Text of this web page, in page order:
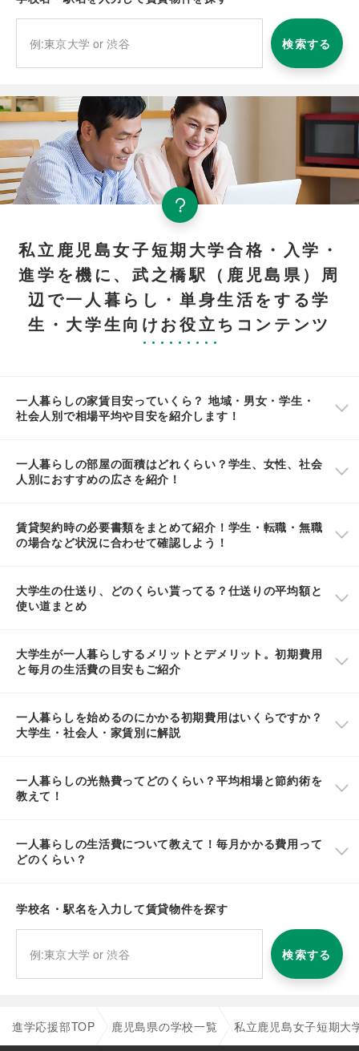
検索する
私立鹿児島女子短期大学合格・入学・
進学を機に、武之橋駅（鹿児島県）周
辺で一人暮らし・単身生活をする学
生・大学生向けお役立ちコンテンツ
一人暮らしの家賃目安っていくら？ 地域・男女・学生・
社会人別で相場平均や目安を紹介します！
一人暮らしの部屋の面積はどれくらい？学生、女性、社会
人別におすすめの広さを紹介！
賃貸契約時の必要書類をまとめて紹介！学生・転職・無職
の場合など状況に合わせて確認しよう！
大学生の仕送り、どのくらい貰ってる？仕送りの平均額と
使い道まとめ
大学生が一人暮らしするメリットとデメリット。初期費用
と毎月の生活費の目安もご紹介
一人暮らしを始めるのにかかる初期費用はいくらですか？
大学生・社会人・家賃別に解説
一人暮らしの光熱費ってどのくらい？平均相場と節約術を
教えて！
一人暮らしの生活費について教えて！毎月かかる費用って
どのくらい？
学校名・駅名を入力して賃貸物件を探す
検索する
進学応援部TOP 鹿児島県の学校一覧 私立鹿児島女子短期大